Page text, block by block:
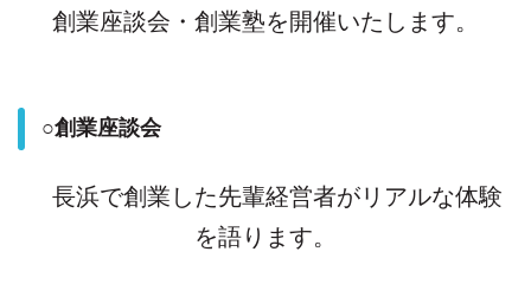
創業座談会・創業塾を開催いたします。
○創業座談会
長浜で創業した先輩経営者がリアルな体験
を語ります。